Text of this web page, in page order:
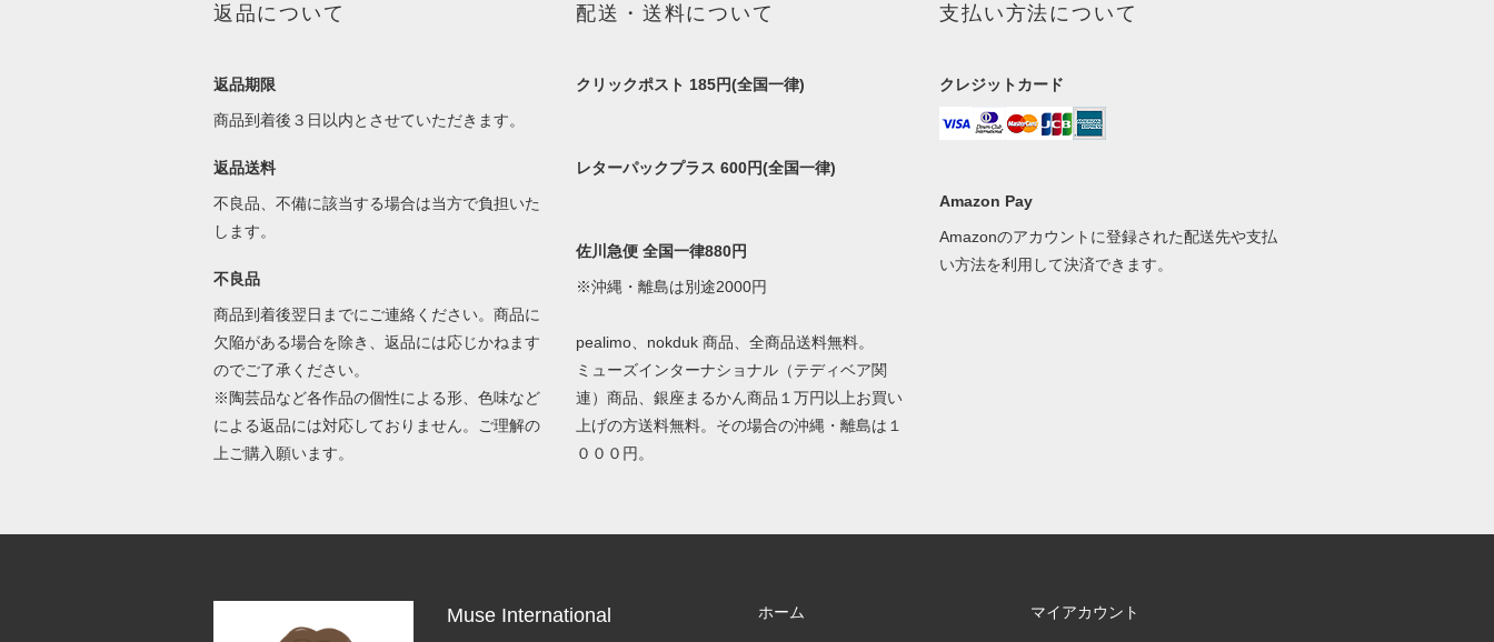
返品について
返品期限
商品到着後３日以内とさせていただきます。
返品送料
不良品、不備に該当する場合は当方で負担いた
します。
不良品
商品到着後翌日までにご連絡ください。商品に
欠陥がある場合を除き、返品には応じかねます
のでご了承ください。
※陶芸品など各作品の個性による形、色味など
による返品には対応しておりません。ご理解の
上ご購入願います。
配送・送料について
クリックポスト 185円(全国一律)
レターパックプラス 600円(全国一律)
佐川急便 全国一律880円
※沖縄・離島は別途2000円
pealimo、nokduk 商品、全商品送料無料。
ミューズインターナショナル（テディベア関
連）商品、銀座まるかん商品１万円以上お買い
上げの方送料無料。その場合の沖縄・離島は１
０００円。
支払い方法について
クレジットカード
Amazon Pay
Amazonのアカウントに登録された配送先や支払
い方法を利用して決済できます。
Muse International ホーム マイアカウント